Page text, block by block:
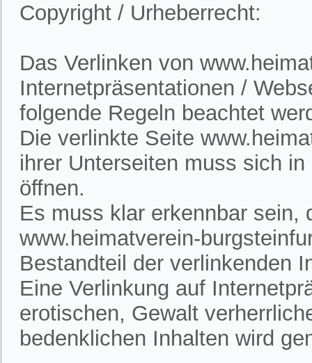
Copyright / Urheberrecht:
Das Verlinken von
Internetpräsentationen /
folgende Regeln beachtet
Die verlinkte Seite
ihrer Unterseiten muss sich
öffnen.
Es muss klar erkennbar sein,
www.heimatverein-
Bestandteil der verlinkenden
Eine Verlinkung auf
erotischen, Gewalt
bedenklichen Inhalten wird